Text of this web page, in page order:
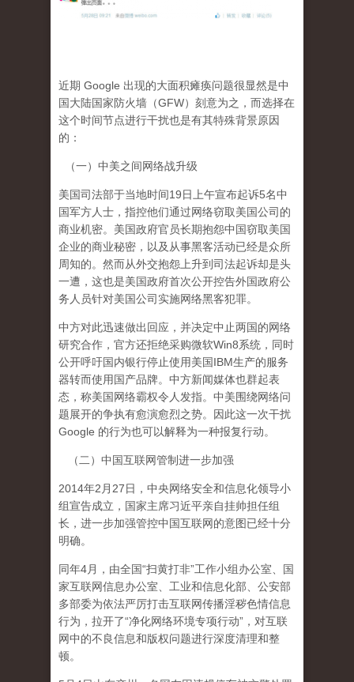
近期 Google 出现的大面积瘫痪问题很显然是中
国大陆国家防火墙（GFW）刻意为之，而选择在
这个时间节点进行干扰也是有其特殊背景原因
的：
（一）中美之间网络战升级
美国司法部于当地时间19日上午宣布起诉5名中
国军方人士，指控他们通过网络窃取美国公司的
商业机密。美国政府官员长期抱怨中国窃取美国
企业的商业秘密，以及从事黑客活动已经是众所
周知的。然而从外交抱怨上升到司法起诉却是头
一遭，这也是美国政府首次公开控告外国政府公
务人员针对美国公司实施网络黑客犯罪。
中方对此迅速做出回应，并决定中止两国的网络
研究合作，官方还拒绝采购微软Win8系统，同时
公开呼吁国内银行停止使用美国IBM生产的服务
器转而使用国产品牌。中方新闻媒体也群起表
态，称美国网络霸权令人发指。中美围绕网络问
题展开的争执有愈演愈烈之势。因此这一次干扰
Google 的行为也可以解释为一种报复行动。
（二）中国互联网管制进一步加强
2014年2月27日，中央网络安全和信息化领导小
组宣告成立，国家主席习近平亲自挂帅担任组
长，进一步加强管控中国互联网的意图已经十分
明确。
同年4月，由全国“扫黄打非”工作小组办公室、国
家互联网信息办公室、工业和信息化部、公安部
多部委为依法严厉打击互联网传播淫秽色情信息
行为，拉开了“净化网络环境专项行动”，对互联
网中的不良信息和版权问题进行深度清理和整
顿。